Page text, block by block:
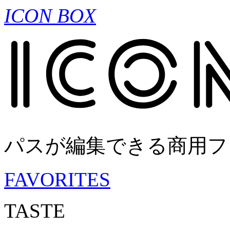
ICON BOX
パスが編集できる商用
FAVORITES
TASTE